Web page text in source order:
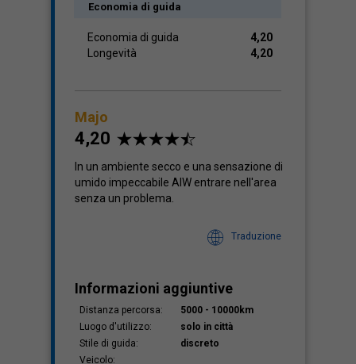
Economia di guida
Economia di guida
4,20
Longevità
4,20
Majo
4,20
In un ambiente secco e una sensazione di
umido impeccabile AIW entrare nell'area
senza un problema.
Traduzione
Informazioni aggiuntive
Distanza percorsa:
5000 - 10000km
Luogo d'utilizzo:
solo in città
Stile di guida:
discreto
Veicolo: